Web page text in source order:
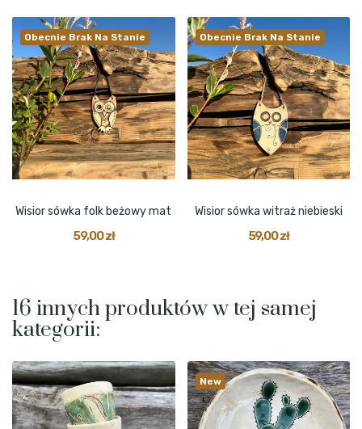
Obecnie Brak Na Stanie
Wisior sówka folk beżowy mat
59,00 zł
Obecnie Brak Na Stanie
Wisior sówka witraż niebieski
59,00 zł
16 innych produktów w tej samej
kategorii:
New